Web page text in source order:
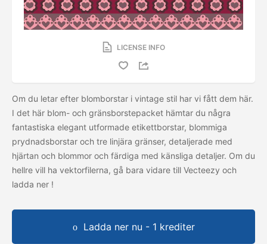
LICENSE INFO
Om du letar efter blomborstar i vintage stil har vi fått dem här.
I det här blom- och gränsborstepacket hämtar du några
fantastiska elegant utformade etikettborstar, blommiga
prydnadsborstar och tre linjära gränser, detaljerade med
hjärtan och blommor och färdiga med känsliga detaljer. Om du
hellre vill ha vektorfilerna, gå bara vidare till Vecteezy och
ladda ner !
Ladda ner nu - 1 krediter